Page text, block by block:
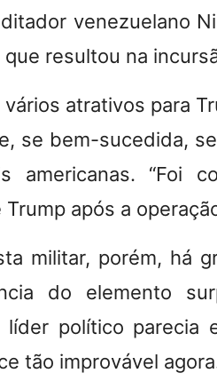
venezuelano
resultou na
atrativos para
se bem-sucedida,
americanas. “Foi
Trump após a
militar, porém, há
do elemento
líder político parecia
tão improvável